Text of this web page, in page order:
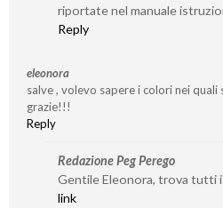
riportate nel manuale
Reply
eleonora
salve , volevo sapere i colori nei
grazie!!!
Reply
Redazione Peg Perego
Gentile Eleonora, trova tutti
link